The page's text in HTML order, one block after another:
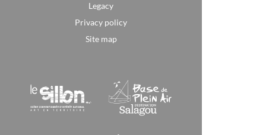
Legacy
Privacy policy
Site map